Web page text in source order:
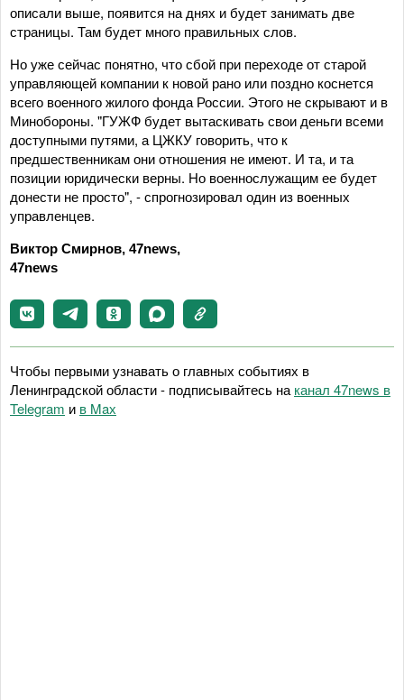
описали выше, появится на днях и будет занимать две
страницы. Там будет много правильных слов.
Но уже сейчас понятно, что сбой при переходе от старой
управляющей компании к новой рано или поздно коснется
всего военного жилого фонда России. Этого не скрывают и в
Минобороны. "ГУЖФ будет вытаскивать свои деньги всеми
доступными путями, а ЦЖКУ говорить, что к
предшественникам они отношения не имеют. И та, и та
позиции юридически верны. Но военнослужащим ее будет
донести не просто", - спрогнозировал один из военных
управленцев.
Виктор Смирнов, 47news,
47news
Чтобы первыми узнавать о главных событиях в
Ленинградской области - подписывайтесь на канал 47news в
Telegram и в Maх